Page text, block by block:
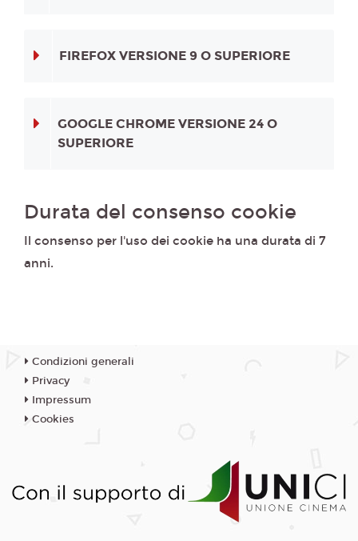
FIREFOX VERSIONE 9 O SUPERIORE
GOOGLE CHROME VERSIONE 24 O
SUPERIORE
Durata del consenso cookie
Il consenso per l'uso dei cookie ha una durata di 7
anni.
Condizioni generali
Privacy
Impressum
Cookies